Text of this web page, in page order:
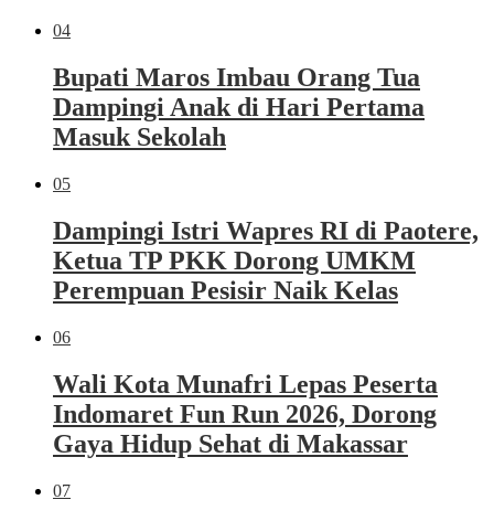
04
Bupati Maros Imbau Orang Tua
Dampingi Anak di Hari Pertama
Masuk Sekolah
05
Dampingi Istri Wapres RI di Paotere,
Ketua TP PKK Dorong UMKM
Perempuan Pesisir Naik Kelas
06
Wali Kota Munafri Lepas Peserta
Indomaret Fun Run 2026, Dorong
Gaya Hidup Sehat di Makassar
07